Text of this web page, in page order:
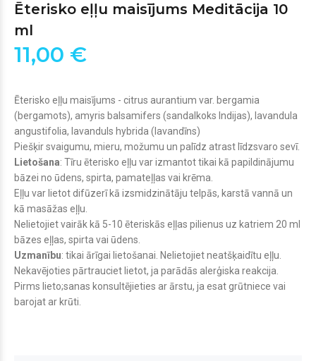
Ēterisko eļļu maisījums Meditācija 10
ml
11,00 €
Ēterisko eļļu maisījums - citrus aurantium var. bergamia
(bergamots), amyris balsamifers (sandalkoks Indijas), lavandula
angustifolia, lavanduls hybrida (lavandīns)
Piešķir svaigumu, mieru, možumu un palīdz atrast līdzsvaro sevī.
Lietošana: Tīru ēterisko eļļu var izmantot tikai kā papildinājumu
bāzei no ūdens, spirta, pamateļļas vai krēma.
Eļļu var lietot difūzerī kā izsmidzinātāju telpās, karstā vannā un
kā masāžas eļļu.
Nelietojiet vairāk kā 5-10 ēteriskās eļļas pilienus uz katriem 20 ml
bāzes eļļas, spirta vai ūdens.
Uzmanību: tikai ārīgai lietošanai. Nelietojiet neatšķaidītu eļļu.
Nekavējoties pārtrauciet lietot, ja parādās alerģiska reakcija.
Pirms lieto;sanas konsultējieties ar ārstu, ja esat grūtniece vai
barojat ar krūti.